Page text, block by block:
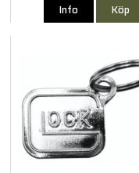
Info Köp